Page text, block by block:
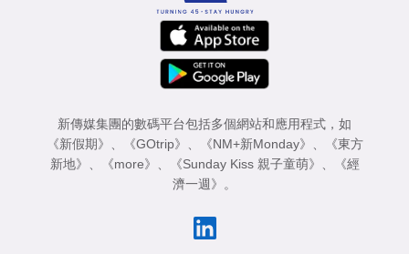
新傳媒集團的數碼平台包括多個網站和應用程式，如
《新假期》
《GOtrip》 《NM+新Monday》
《東方
新地》
《more》 《Sunday Kiss 親子童萌》
《經
濟一週》
。